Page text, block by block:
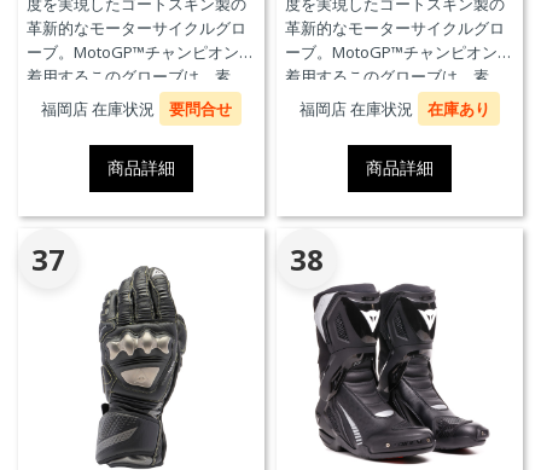
革新的なモーターサイクルグロ
ーブ。MotoGP™チャンピオンが
着用するこのグローブは、素
材、快適性、プロテクションに
おいて、優れたパフォーマンス
のためにダイネーゼテクノロジ
ーの真髄を表現しています。
福岡店 在庫状況 要問合せ
商品詳細
革新的なモーターサイクルグロ
ーブ。MotoGP™チャンピオンが
着用するこのグローブは、素
材、快適性、プロテクションに
おいて、優れたパフォーマンス
のためにダイネーゼテクノロジ
ーの真髄を表現しています。
福岡店 在庫状況 在庫あり
商品詳細
37 38